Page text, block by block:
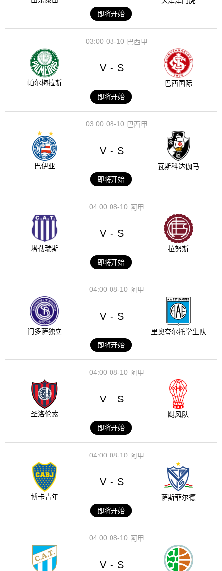
即将开始
08-10
03:00 巴西甲
帕尔梅拉斯
V - S
巴西国际
即将开始
08-10
03:00 巴西甲
巴伊亚
V - S
瓦斯科达伽马
即将开始
08-10
04:00 阿甲
塔勒瑞斯
V - S
拉努斯
即将开始
08-10
04:00 阿甲
门多萨独立
V - S
里奥夸尔托学生队
即将开始
08-10
04:00 阿甲
圣洛伦索
V - S
飓风队
即将开始
08-10
04:00 阿甲
博卡青年
V - S
萨斯菲尔德
即将开始
08-10
04:00 阿甲
V - S